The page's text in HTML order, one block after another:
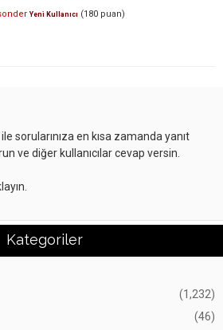
Yeni Kullanıcı (180 puan)
sorularınıza en kısa zamanda yanıt
ve diğer kullanıcılar cevap versin.
Kategoriler
(1,232)
(46)